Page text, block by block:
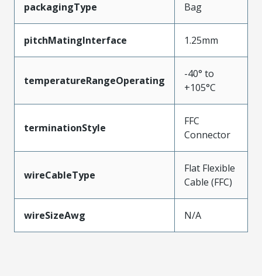
packagingType Bag
pitchMatingInterface 1.25mm
temperatureRangeOperating
-40° to
+105°C
terminationStyle
FFC
Connector
wireCableType
Flat Flexible
Cable (FFC)
wireSizeAwg N/A